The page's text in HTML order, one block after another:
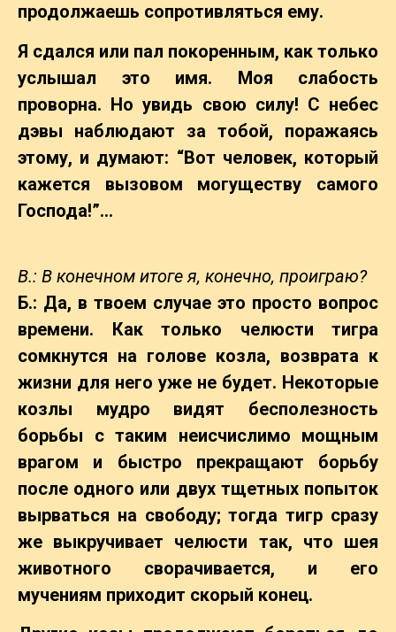
продолжаешь сопротивляться ему.
Я сдался или пал покоренным, как только
услышал это имя. Моя слабость
проворна. Но увидь свою силу! С небес
дэвы наблюдают за тобой, поражаясь
этому, и думают: “Вот человек, который
кажется вызовом могуществу самого
Господа!”…
В.: В конечном итоге я, конечно, проиграю?
Б.: Да, в твоем случае это просто вопрос
времени. Как только челюсти тигра
сомкнутся на голове козла, возврата к
жизни для него уже не будет. Некоторые
козлы мудро видят бесполезность
борьбы с таким неисчислимо мощным
врагом и быстро прекращают борьбу
после одного или двух тщетных попыток
вырваться на свободу; тогда тигр сразу
же выкручивает челюсти так, что шея
животного сворачивается, и его
мучениям приходит скорый конец.